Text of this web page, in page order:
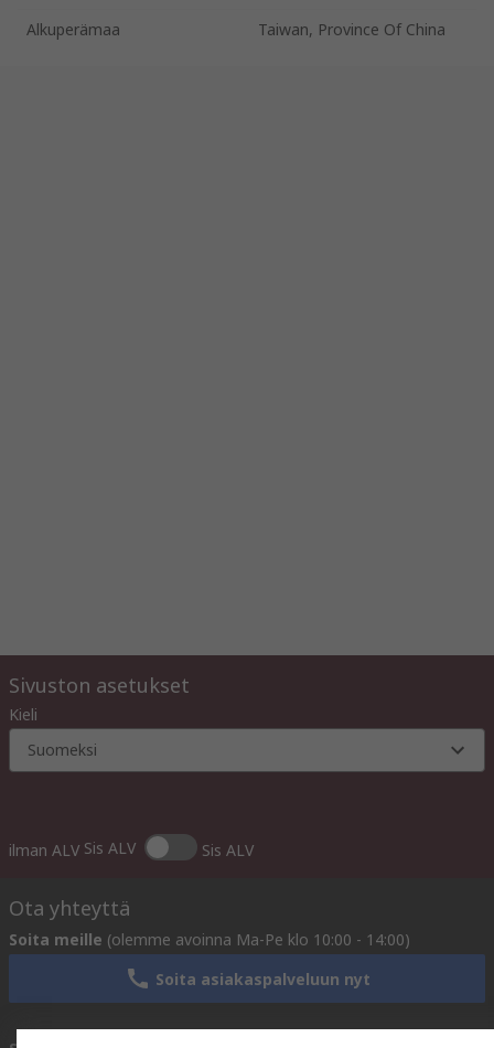
Alkuperämaa
Taiwan, Province Of China
Sivuston asetukset
Kieli
Suomeksi
ilman ALV Sis ALV Sis ALV
Ota yhteyttä
Soita meille (olemme avoinna Ma-Pe klo 10:00 - 14:00)
Soita asiakaspalveluun nyt